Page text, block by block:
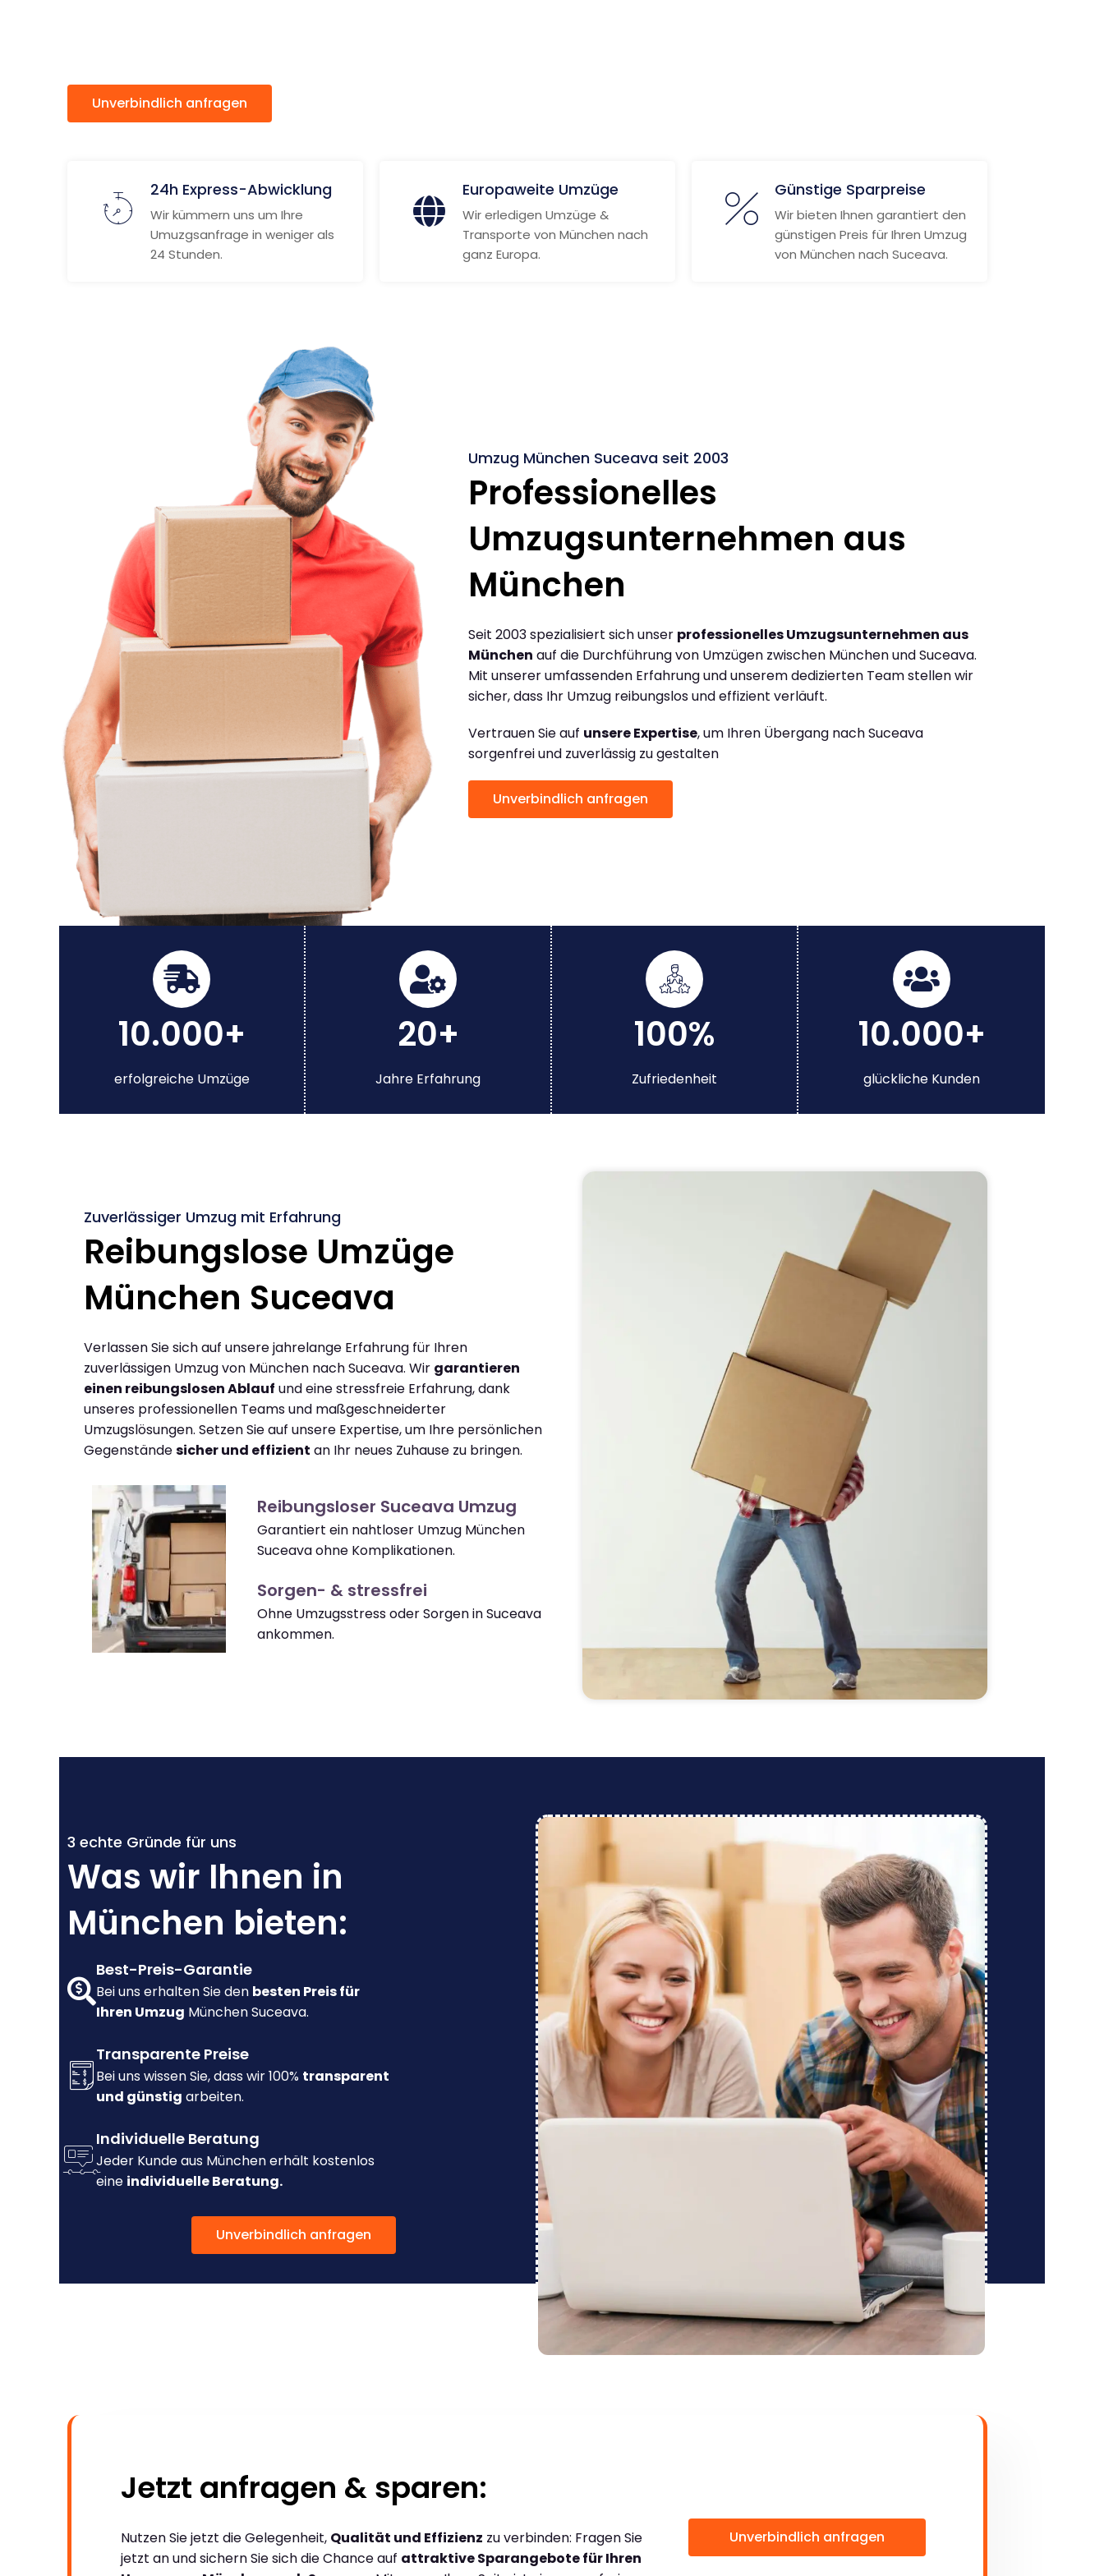
Unverbindlich anfragen
24h Express-Abwicklung
Wir kümmern uns um Ihre
Umuzgsanfrage in weniger als
24 Stunden.
Europaweite Umzüge
Wir erledigen Umzüge &
Transporte von München nach
ganz Europa.
Günstige Sparpreise
Wir bieten Ihnen garantiert den
günstigen Preis für Ihren Umzug
von München nach Suceava.
Umzug München Suceava seit 2003
Professionelles
Umzugsunternehmen aus
München
Seit 2003 spezialisiert sich unser professionelles Umzugsunternehmen aus
München auf die Durchführung von Umzügen zwischen München und Suceava.
Mit unserer umfassenden Erfahrung und unserem dedizierten Team stellen wir
sicher, dass Ihr Umzug reibungslos und effizient verläuft.
Vertrauen Sie auf unsere Expertise, um Ihren Übergang nach Suceava
sorgenfrei und zuverlässig zu gestalten
Unverbindlich anfragen
10.000+
erfolgreiche Umzüge
20+
Jahre Erfahrung
100%
Zufriedenheit
10.000+
glückliche Kunden
Zuverlässiger Umzug mit Erfahrung
Reibungslose Umzüge
München Suceava
Verlassen Sie sich auf unsere jahrelange Erfahrung für Ihren
zuverlässigen Umzug von München nach Suceava. Wir garantieren
einen reibungslosen Ablauf und eine stressfreie Erfahrung, dank
unseres professionellen Teams und maßgeschneiderter
Umzugslösungen. Setzen Sie auf unsere Expertise, um Ihre persönlichen
Gegenständesicher und effizient an Ihr neues Zuhause zu bringen.
Reibungsloser Suceava Umzug
Garantiert ein nahtloser Umzug München
Suceava ohne Komplikationen.
Sorgen- & stressfrei
Ohne Umzugsstress oder Sorgen in Suceava
ankommen.
3 echte Gründe für uns
Was wir Ihnen in
München bieten:
Best-Preis-Garantie
Bei uns erhalten Sie den besten Preis für
Ihren Umzug München Suceava.
Transparente Preise
Bei uns wissen Sie, dass wir 100% transparent
und günstig arbeiten.
Individuelle Beratung
Jeder Kunde aus München erhält kostenlos
eine individuelle Beratung.
Unverbindlich anfragen
Jetzt anfragen & sparen:
Nutzen Sie jetzt die Gelegenheit, Qualität und Effizienz zu verbinden: Fragen Sie
jetzt an und sichern Sie sich die Chance auf attraktive Sparangebote für Ihren
Unverbindlich anfragen